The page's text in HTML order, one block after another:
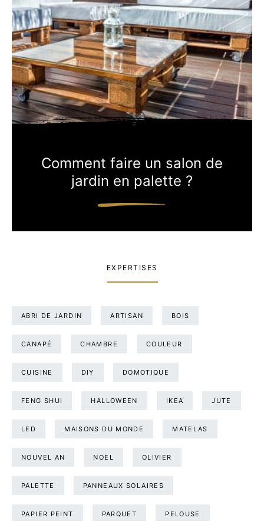
Comment faire un salon de
jardin en palette ?
EXPERTISES
ABRI DE JARDIN ARTISAN BOIS
CANAPÉ CHAMBRE COULEUR
CUISINE DIY DOMOTIQUE
FENG SHUI HALLOWEEN IKEA JUTE
LED MAISONS DU MONDE MATELAS
NOUVEL AN NOËL OLIVIER
PALETTE PANNEAUX SOLAIRES
PAPIER PEINT PARQUET PELOUSE